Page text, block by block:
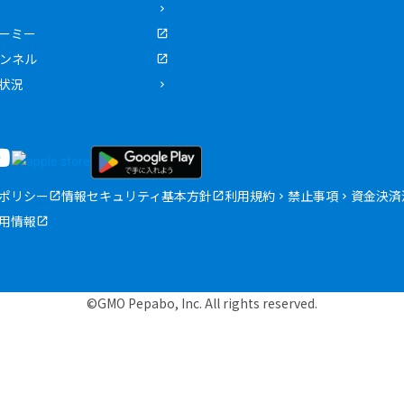
ミー
ネル
況
リシー 情報セキュリティ基本方針 利用規約 禁止事項
資金決
情報
©GMO Pepabo, Inc. All rights reserved.